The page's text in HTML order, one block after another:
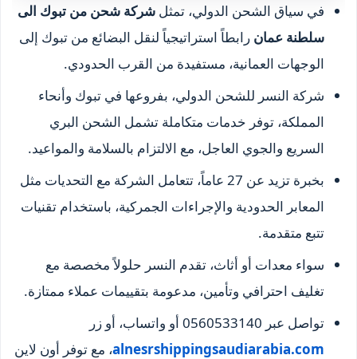
في سياق الشحن الدولي، تمثل شركة شحن من تبوك الى
سلطنة عمان رابطاً استراتيجياً لنقل البضائع من تبوك إلى
الوجهات العمانية، مستفيدة من القرب الحدودي.
شركة النسر للشحن الدولي، بفروعها في تبوك وأنحاء
المملكة، توفر خدمات متكاملة تشمل الشحن البري
السريع والجوي العاجل، مع الالتزام بالسلامة والمواعيد.
بخبرة تزيد عن 27 عاماً، تتعامل الشركة مع التحديات مثل
المعابر الحدودية والإجراءات الجمركية، باستخدام تقنيات
تتبع متقدمة.
سواء معدات أو أثاث، تقدم النسر حلولاً مخصصة مع
تغليف احترافي وتأمين، مدعومة بتقييمات عملاء ممتازة.
تواصل عبر 0560533140 أو واتساب، أو زر
alnesrshippingsaudiarabia.com، مع توفر أون لاين